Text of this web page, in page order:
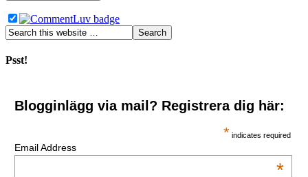
Psst!
Blogginlägg via mail? Registrera dig här:
* indicates required
Email Address
*